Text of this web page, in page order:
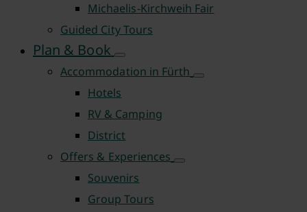
Michaelis-Kirchweih Fair
Guided City Tours
Plan & Book
Accommodation in Fürth
Hotels
RV & Camping
District
Offers & Experiences
Souvenirs
Group Tours